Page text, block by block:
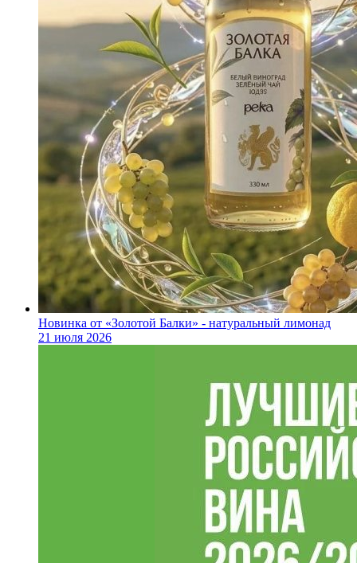
Новинка от «Золотой Балки» - натуральный лимонад
21 июля 2026